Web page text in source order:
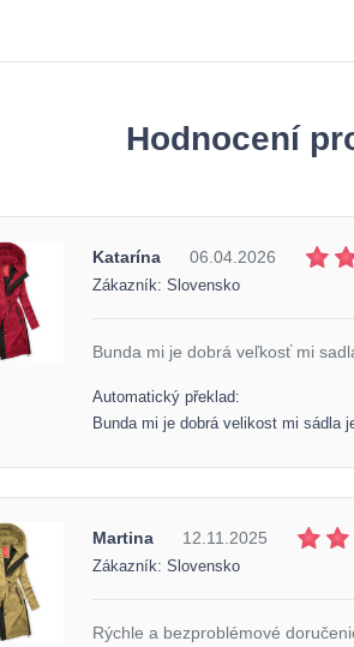
Hodnocení
Katarína 06.04.2026
Zákazník: Slovensko
Bunda mi je dobrá veľkosť mi
Automatický překlad:
Bunda mi je dobrá velikost mi sádla
Martina 12.11.2025
Zákazník: Slovensko
Rýchle a bezproblémové